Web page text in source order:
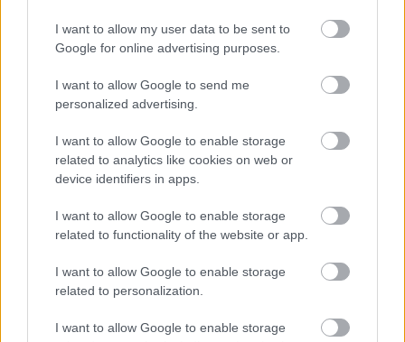
I want to allow my user data to be sent to
Google for online advertising purposes.
I want to allow Google to send me
personalized advertising.
I want to allow Google to enable storage
related to analytics like cookies on web or
device identifiers in apps.
I want to allow Google to enable storage
related to functionality of the website or app.
I want to allow Google to enable storage
related to personalization.
I want to allow Google to enable storage
Az Arcade Fire aktuális nagylemeze a 2017-ben
megjelent Everything Now, amire nagyon rágyúrt az
közt a daft punkos Thomas Bangaltert, a több lemez
óta hűséges alkotótársat, a korábban a Coldplay
felől ismerős Markus Dravst, és a Portishead-vezért,
Geoff Barrow-t) mozgosított. Nagykiadóhoz